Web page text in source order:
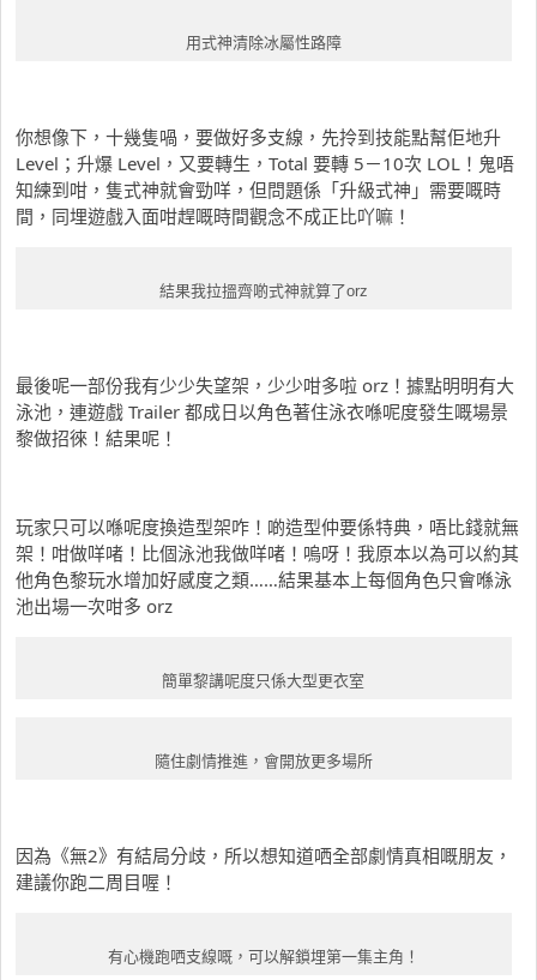
用式神清除冰屬性路障
你想像下，十幾隻喎，要做好多支線，先拎到技能點幫佢地升
Level；升爆 Level，又要轉生，Total 要轉 5－10次 LOL！鬼唔
知練到咁，隻式神就會勁咩，但問題係「升級式神」需要嘅時
間，同埋遊戲入面咁趕嘅時間觀念不成正比吖嘛！
結果我拉搵齊啲式神就算了orz
最後呢一部份我有少少失望架，少少咁多啦 orz！據點明明有大
泳池，連遊戲 Trailer 都成日以角色著住泳衣喺呢度發生嘅場景
黎做招徠！結果呢！
玩家只可以喺呢度換造型架咋！啲造型仲要係特典，唔比錢就無
架！咁做咩啫！比個泳池我做咩啫！嗚呀！我原本以為可以約其
他角色黎玩水增加好感度之類……結果基本上每個角色只會喺泳
池出場一次咁多 orz
簡單黎講呢度只係大型更衣室
隨住劇情推進，會開放更多場所
因為《無2》有結局分歧，所以想知道哂全部劇情真相嘅朋友，
建議你跑二周目喔！
有心機跑哂支線嘅，可以解鎖埋第一集主角！